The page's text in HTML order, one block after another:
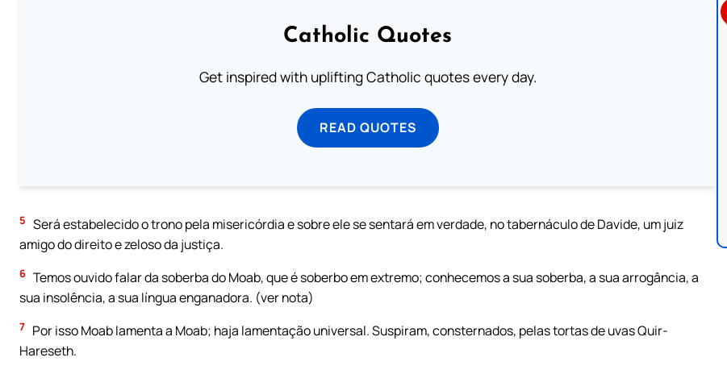
Catholic Quotes
Get inspired with uplifting Catholic quotes every day.
READ QUOTES
5 Será estabelecido o trono pela misericórdia e sobre ele se sentará em verdade, no tabernáculo de Davide, um juiz
amigo do direito e zeloso da justiça.
6 Temos ouvido falar da soberba do Moab, que é soberbo em extremo; conhecemos a sua soberba, a sua arrogância, a
sua insolência, a sua língua enganadora. (ver nota)
7 Por isso Moab lamenta a Moab; haja lamentação universal. Suspiram, consternados, pelas tortas de uvas Quir-
Hareseth.